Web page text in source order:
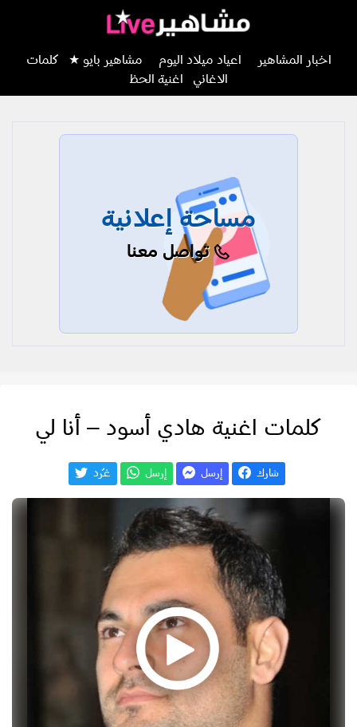
اخبار المشاهير اعياد ميلاد اليوم مشاهير بايو ★
كلمات
الاغاني
اغنية الحظ
مساحة إعلانية
تواصل معنا
كلمات اغنية هادي أسود – أنا لي
شارك إرسل إرسل غـّرد